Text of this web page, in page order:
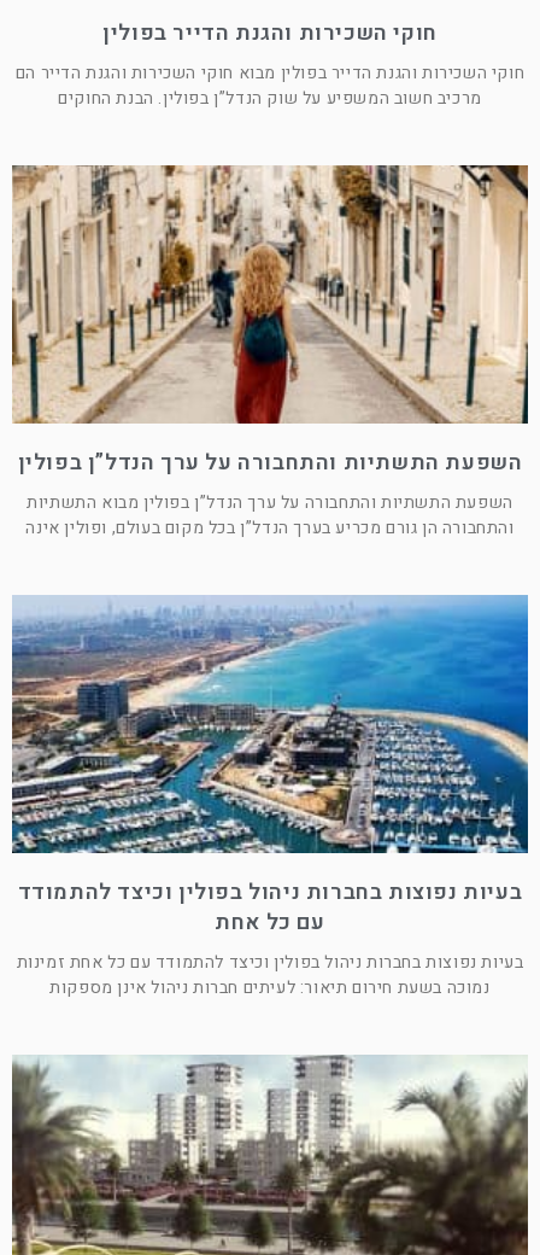
חוקי השכירות והגנת הדייר בפולין
חוקי השכירות והגנת הדייר בפולין מבוא חוקי השכירות והגנת הדייר הם
מרכיב חשוב המשפיע על שוק הנדל”ן בפולין. הבנת החוקים
השפעת התשתיות והתחבורה על ערך הנדל”ן בפולין
השפעת התשתיות והתחבורה על ערך הנדל”ן בפולין מבוא התשתיות
והתחבורה הן גורם מכריע בערך הנדל”ן בכל מקום בעולם, ופולין אינה
בעיות נפוצות בחברות ניהול בפולין וכיצד להתמודד
עם כל אחת
בעיות נפוצות בחברות ניהול בפולין וכיצד להתמודד עם כל אחת זמינות
נמוכה בשעת חירום תיאור: לעיתים חברות ניהול אינן מספקות